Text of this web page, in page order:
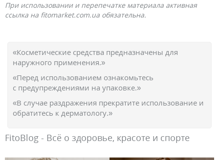
При использовании и перепечатке материала активная
ссылка на fitomarket.com.ua обязательна.
«Косметические средства предназначены для
наружного применения.»
«Перед использованием ознакомьтесь
с предупреждениями на упаковке.»
«В случае раздражения прекратите использование и
обратитесь к дерматологу.»
FitoBlog - Всё о здоровье, красоте и спорте